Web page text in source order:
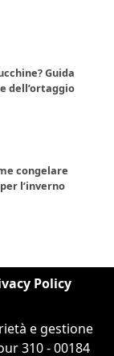
Guida
dell’ortaggio
congelare
l’inverno
Policy
e gestione
310 - 00184